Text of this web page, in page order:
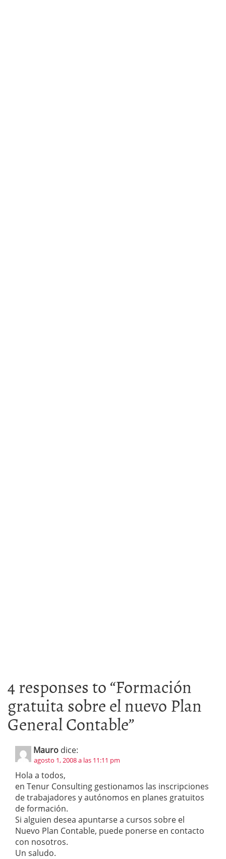
4 responses to “Formación
gratuita sobre el nuevo Plan
General Contable”
Mauro dice:
agosto 1, 2008 a las 11:11 pm
Hola a todos,
en Tenur Consulting gestionamos las inscripciones
de trabajadores y autónomos en planes gratuitos
de formación.
Si alguien desea apuntarse a cursos sobre el
Nuevo Plan Contable, puede ponerse en contacto
con nosotros.
Un saludo.